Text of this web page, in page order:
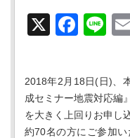
X
2018年2月18日(日)、
成セミナー地震対応編
を大きく上回りお申し
約70名の方にご参加